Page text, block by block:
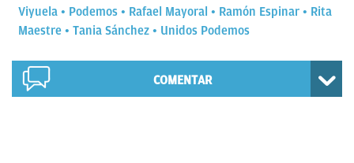
Viyuela
Podemos Rafael Mayoral Ramón Espinar
Rita
Maestre
Tania Sánchez Unidos Podemos
COMENTAR